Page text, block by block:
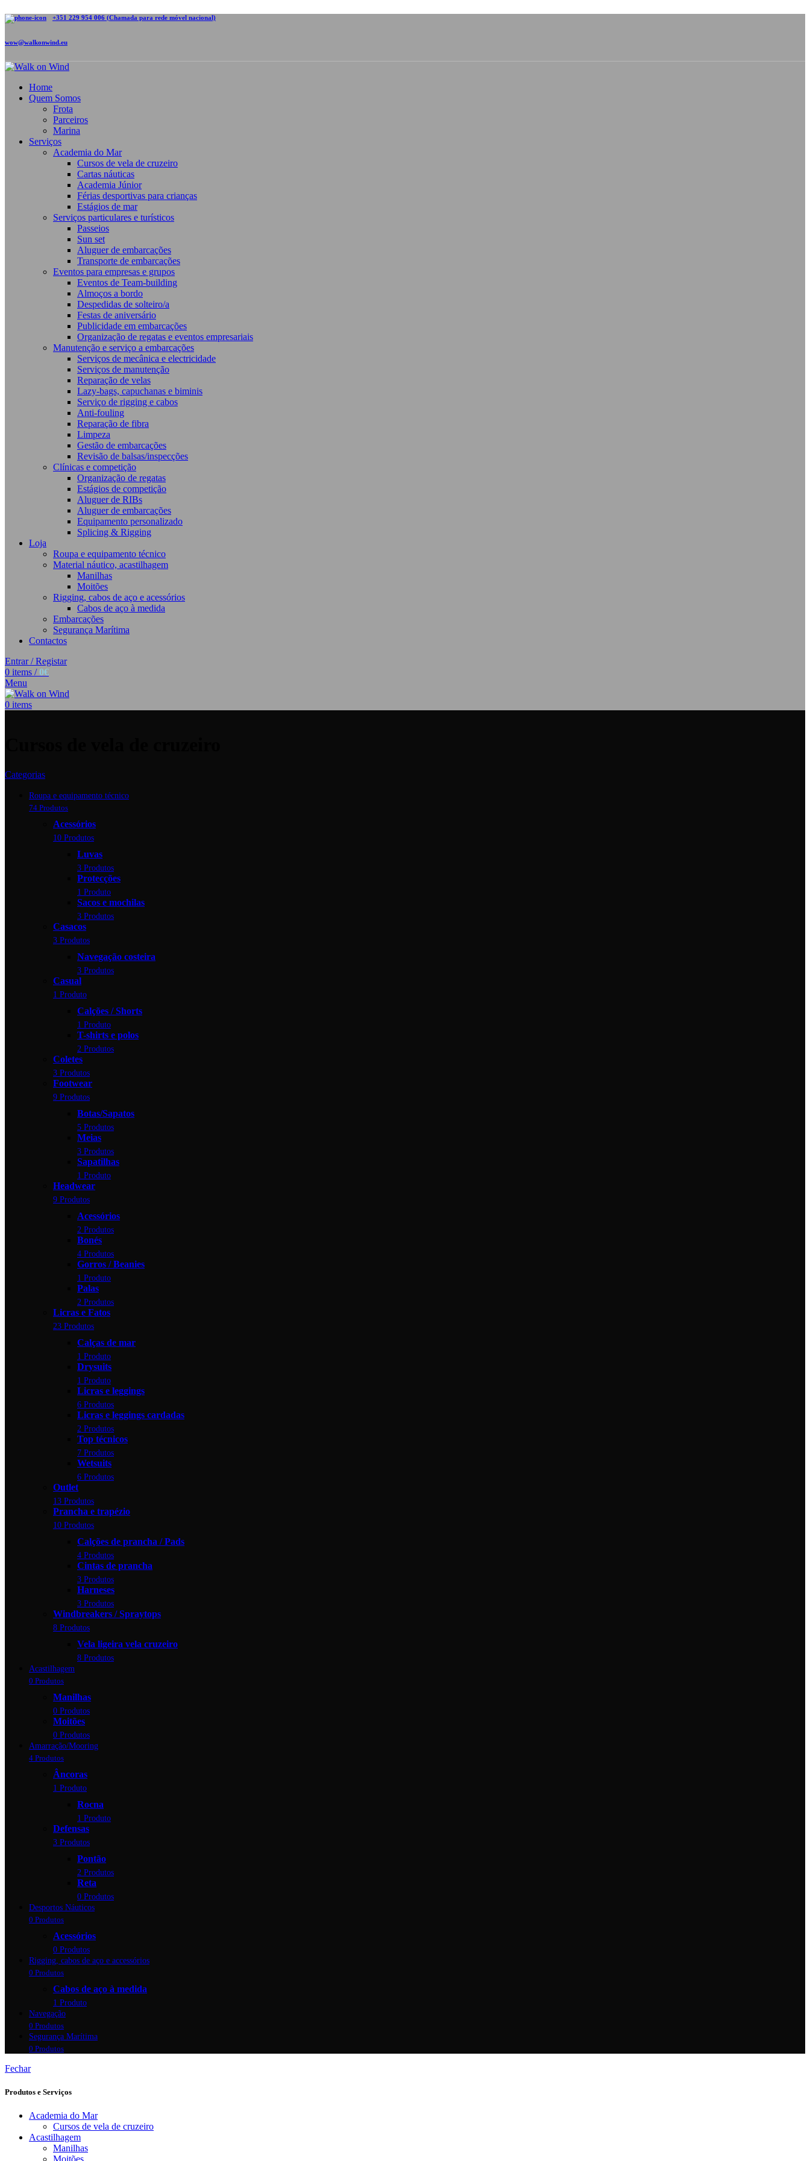
+351 229 954 006 (Chamada para rede móvel nacional)
wow@walkonwind.eu
Home
Quem Somos
Frota
Parceiros
Marina
Serviços
Academia do Mar
Cursos de vela de cruzeiro
Cartas náuticas
Academia Júnior
Férias desportivas para crianças
Estágios de mar
Serviços particulares e turísticos
Passeios
Sun set
Aluguer de embarcações
Transporte de embarcações
Eventos para empresas e grupos
Eventos de Team-building
Almoços a bordo
Despedidas de solteiro/a
Festas de aniversário
Publicidade em embarcações
Organização de regatas e eventos empresariais
Manutenção e serviço a embarcações
Serviços de mecânica e electricidade
Serviços de manutenção
Reparação de velas
Lazy-bags, capuchanas e biminis
Serviço de rigging e cabos
Anti-fouling
Reparação de fibra
Limpeza
Gestão de embarcações
Revisão de balsas/inspecções
Clínicas e competição
Organização de regatas
Estágios de competição
Aluguer de RIBs
Aluguer de embarcações
Equipamento personalizado
Splicing & Rigging
Loja
Roupa e equipamento técnico
Material náutico, acastilhagem
Manilhas
Moitões
Rigging, cabos de aço e acessórios
Cabos de aço à medida
Embarcações
Segurança Marítima
Contactos
Entrar / Registar
0 items / 0€
Menu
0 items
Categorias
Roupa e equipamento técnico
74 Produtos
Acessórios
10 Produtos
Luvas
3 Produtos
Protecções
1 Produto
Sacos e mochilas
3 Produtos
Casacos
3 Produtos
Navegação costeira
3 Produtos
Casual
1 Produto
Calções / Shorts
1 Produto
T-shirts e polos
2 Produtos
Coletes
3 Produtos
Footwear
9 Produtos
Botas/Sapatos
5 Produtos
Meias
3 Produtos
Sapatilhas
1 Produto
Headwear
9 Produtos
Acessórios
2 Produtos
Bonés
4 Produtos
Gorros / Beanies
1 Produto
Palas
2 Produtos
Licras e Fatos
23 Produtos
Calças de mar
1 Produto
Drysuits
1 Produto
Licras e leggings
6 Produtos
Licras e leggings cardadas
2 Produtos
Top técnicos
7 Produtos
Wetsuits
6 Produtos
Outlet
13 Produtos
Prancha e trapézio
10 Produtos
Calções de prancha / Pads
4 Produtos
Cintas de prancha
3 Produtos
Harneses
3 Produtos
Windbreakers / Spraytops
8 Produtos
Vela ligeira vela cruzeiro
8 Produtos
Acastilhagem
0 Produtos
Manilhas
0 Produtos
Moitões
0 Produtos
Amarração/Mooring
4 Produtos
Âncoras
1 Produto
Rocna
1 Produto
Defensas
3 Produtos
Pontão
2 Produtos
Reta
0 Produtos
Desportos Náuticos
0 Produtos
Acessórios
0 Produtos
Rigging, cabos de aço e accessórios
0 Produtos
Cabos de aço à medida
1 Produto
Navegação
0 Produtos
Segurança Marítima
0 Produtos
Fechar
Produtos e Serviços
Academia do Mar
Cursos de vela de cruzeiro
Acastilhagem
Manilhas